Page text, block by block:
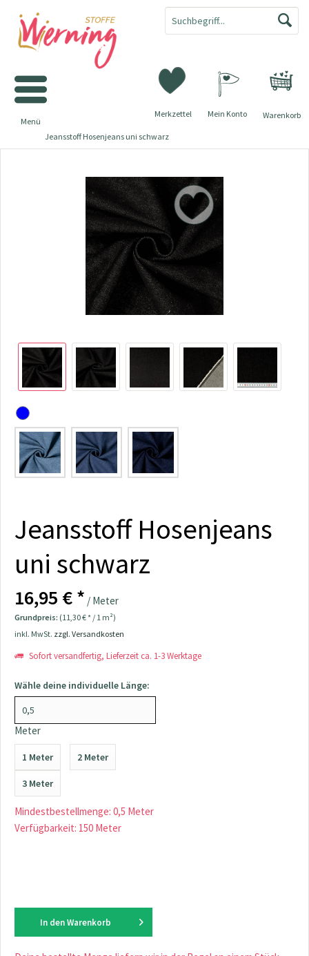
Warenkorb
Merkzettel Mein Konto
Menü
Jeansstoff Hosenjeans uni schwarz
Jeansstoff Hosenjeans
uni schwarz
16,95 € * / Meter
Grundpreis: (11,30 € * / 1 m²)
inkl. MwSt. zzgl. Versandkosten
Sofort versandfertig, Lieferzeit ca. 1-3 Werktage
Wähle deine individuelle Länge:
Meter
1 Meter 2 Meter
3 Meter
Mindestbestellmenge: 0,5 Meter
Verfügbarkeit: 150 Meter
In den Warenkorb